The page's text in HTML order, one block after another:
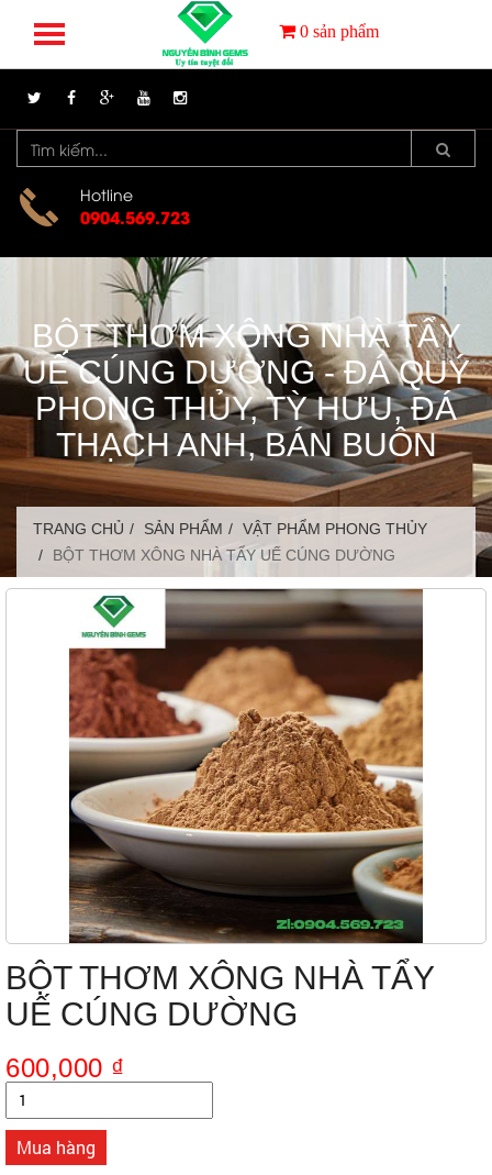
0 sản phẩm
Hotline
0904.569.723
BỘT THƠM XÔNG NHÀ TẨY
UẾ CÚNG DƯỜNG - ĐÁ QUÝ
PHONG THỦY, TỲ HƯU, ĐÁ
THẠCH ANH, BÁN BUÔN
TRANG CHỦ SẢN PHẨM
VẬT PHẨM PHONG THỦY
BỘT THƠM XÔNG NHÀ TẨY UẾ CÚNG DƯỜNG
BỘT THƠM XÔNG NHÀ TẨY
UẾ CÚNG DƯỜNG
600,000 ₫
lượng
Mua hàng